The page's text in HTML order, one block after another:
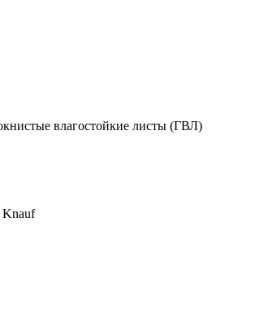
влагостойкие листы (ГВЛ)
Knauf